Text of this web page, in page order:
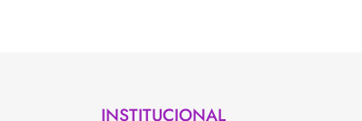
INSTITUCIONAL